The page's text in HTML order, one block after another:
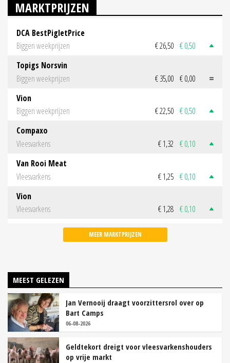
MARKTPRIJZEN
DCA BestPigletPrice
Biggen weekprijzen
€ 26,50 € 0,50
Topigs Norsvin
Biggen weekprijzen
€ 35,00 € 0,00
Vion
Biggen weekprijzen
€ 22,50 € 0,50
Compaxo
Vleesvarkens
€ 1,32 € 0,10
Van Rooi Meat
Vleesvarkens
€ 1,25 € 0,10
Vion
Vleesvarkens
€ 1,28 € 0,10
MEER MARKTPRIJZEN
MEEST GELEZEN
Jan Vernooij draagt voorzittersrol over op
Bart Camps
06-08-2026
Geldtekort dreigt voor vleesvarkenshouders
op vrije markt